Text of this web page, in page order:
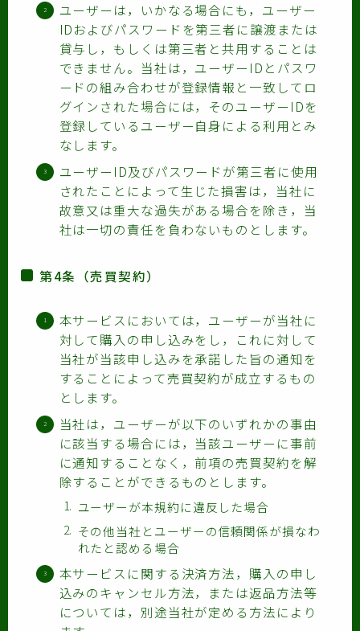
ユーザーは，いかなる場合にも，ユーザー
IDおよびパスワードを第三者に譲渡または
貸与し，もしくは第三者と共用することは
できません。当社は，ユーザーIDとパスワ
ードの組み合わせが登録情報と一致してロ
グインされた場合には，そのユーザーIDを
登録しているユーザー自身による利用とみ
なします。
ユーザーID及びパスワードが第三者に使用
されたことによって生じた損害は，当社に
故意又は重大な過失がある場合を除き，当
社は一切の責任を負わないものとします。
第4条（売買契約）
本サービスにおいては，ユーザーが当社に
対して購入の申し込みをし，これに対して
当社が当該申し込みを承諾した旨の通知を
することによって売買契約が成立するもの
とします。
当社は，ユーザーが以下のいずれかの事由
に該当する場合には，当該ユーザーに事前
に通知することなく，前項の売買契約を解
除することができるものとします。
ユーザーが本規約に違反した場合
その他当社とユーザーの信頼関係が損なわ
れたと認める場合
本サービスに関する決済方法，購入の申し
込みのキャンセル方法，または返品方法等
については，別途当社が定める方法により